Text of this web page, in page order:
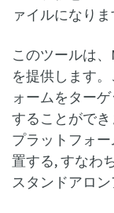
ァイルになりま
このツールは
を提供します
ォームをター
することができ
プラットフォ
置する, すなわ
スタンドアロ